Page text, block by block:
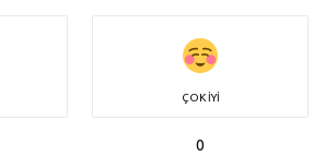
ÇOK İYI
0